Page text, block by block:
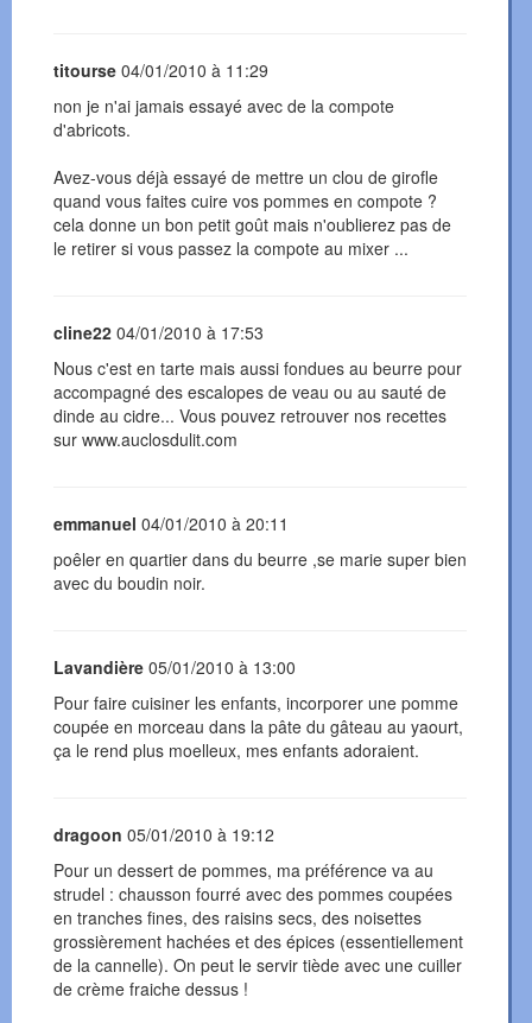
titourse 04/01/2010 à 11:29
non je n'ai jamais essayé avec de la compote
d'abricots.
Avez-vous déjà essayé de mettre un clou de girofle
quand vous faites cuire vos pommes en compote ?
cela donne un bon petit goût mais n'oublierez pas de
le retirer si vous passez la compote au mixer ...
cline22 04/01/2010 à 17:53
Nous c'est en tarte mais aussi fondues au beurre pour
accompagné des escalopes de veau ou au sauté de
dinde au cidre... Vous pouvez retrouver nos recettes
sur www.auclosdulit.com
emmanuel 04/01/2010 à 20:11
poêler en quartier dans du beurre ,se marie super bien
avec du boudin noir.
Lavandière 05/01/2010 à 13:00
Pour faire cuisiner les enfants, incorporer une pomme
coupée en morceau dans la pâte du gâteau au yaourt,
ça le rend plus moelleux, mes enfants adoraient.
dragoon 05/01/2010 à 19:12
Pour un dessert de pommes, ma préférence va au
strudel : chausson fourré avec des pommes coupées
en tranches fines, des raisins secs, des noisettes
grossièrement hachées et des épices (essentiellement
de la cannelle). On peut le servir tiède avec une cuiller
de crème fraiche dessus !